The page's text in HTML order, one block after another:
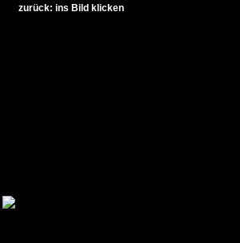
zurück: ins Bild klicken